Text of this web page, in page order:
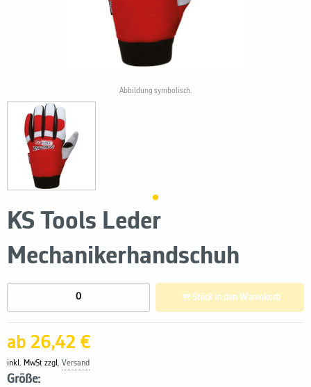
KS Tools Leder
Mechanikerhandschuh
Abbildung symbolisch.
ab 26,42 €
inkl. MwSt zzgl. Versand
Größe:
Stück in den Warenkorb